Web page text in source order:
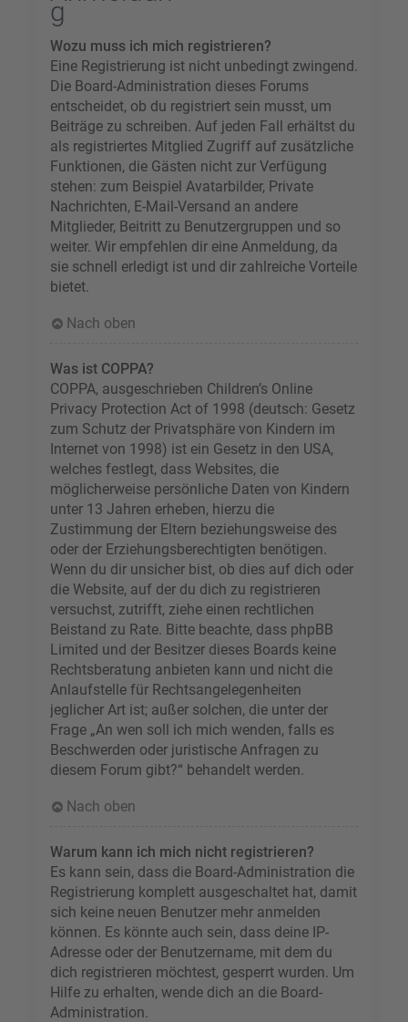
g
Wozu muss ich mich registrieren?
Eine Registrierung ist nicht unbedingt zwingend.
Die Board-Administration dieses Forums
entscheidet, ob du registriert sein musst, um
Beiträge zu schreiben. Auf jeden Fall erhältst du
als registriertes Mitglied Zugriff auf zusätzliche
Funktionen, die Gästen nicht zur Verfügung
stehen: zum Beispiel Avatarbilder, Private
Nachrichten, E-Mail-Versand an andere
Mitglieder, Beitritt zu Benutzergruppen und so
weiter. Wir empfehlen dir eine Anmeldung, da
sie schnell erledigt ist und dir zahlreiche Vorteile
bietet.
Nach oben
Was ist COPPA?
COPPA, ausgeschrieben Children’s Online
Privacy Protection Act of 1998 (deutsch: Gesetz
zum Schutz der Privatsphäre von Kindern im
Internet von 1998) ist ein Gesetz in den USA,
welches festlegt, dass Websites, die
möglicherweise persönliche Daten von Kindern
unter 13 Jahren erheben, hierzu die
Zustimmung der Eltern beziehungsweise des
oder der Erziehungsberechtigten benötigen.
Wenn du dir unsicher bist, ob dies auf dich oder
die Website, auf der du dich zu registrieren
versuchst, zutrifft, ziehe einen rechtlichen
Beistand zu Rate. Bitte beachte, dass phpBB
Limited und der Besitzer dieses Boards keine
Rechtsberatung anbieten kann und nicht die
Anlaufstelle für Rechtsangelegenheiten
jeglicher Art ist; außer solchen, die unter der
Frage „An wen soll ich mich wenden, falls es
Beschwerden oder juristische Anfragen zu
diesem Forum gibt?“ behandelt werden.
Nach oben
Warum kann ich mich nicht registrieren?
Es kann sein, dass die Board-Administration die
Registrierung komplett ausgeschaltet hat, damit
sich keine neuen Benutzer mehr anmelden
können. Es könnte auch sein, dass deine IP-
Adresse oder der Benutzername, mit dem du
dich registrieren möchtest, gesperrt wurden. Um
Hilfe zu erhalten, wende dich an die Board-
Administration.